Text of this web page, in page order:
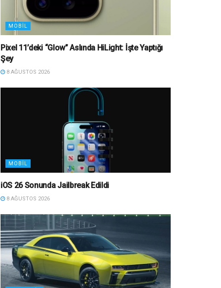
MOBIL
Pixel 11’deki “Glow” Aslında HiLight: İşte Yaptığı
Şey
8 AĞUSTOS 2026
MOBIL
iOS 26 Sonunda Jailbreak Edildi
8 AĞUSTOS 2026